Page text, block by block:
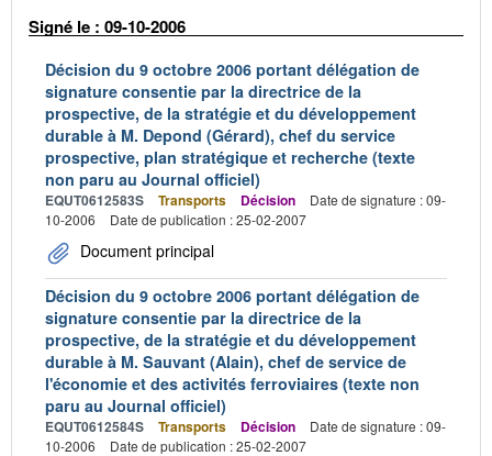
Signé le : 09-10-2006
Décision du 9 octobre 2006 portant délégation de
signature consentie par la directrice de la
prospective, de la stratégie et du développement
durable à M. Depond (Gérard), chef du service
prospective, plan stratégique et recherche (texte
non paru au Journal officiel)
EQUT0612583S Transports Décision
Date de signature : 09-
10-2006
Date de publication : 25-02-2007
Document principal
Décision du 9 octobre 2006 portant délégation de
signature consentie par la directrice de la
prospective, de la stratégie et du développement
durable à M. Sauvant (Alain), chef de service de
l'économie et des activités ferroviaires (texte non
paru au Journal officiel)
EQUT0612584S Transports Décision
Date de signature : 09-
10-2006
Date de publication : 25-02-2007